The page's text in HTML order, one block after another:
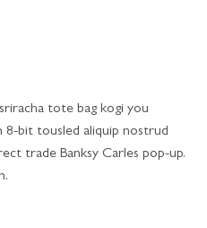
tote bag kogi you
8-bit tousled aliquip nostrud
trade Banksy Carles pop-up.